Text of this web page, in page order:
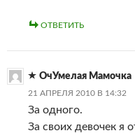
ОТВЕТИТЬ
ОчУмелая Мамочка
21 АПРЕЛЯ 2010 В 14:32
За одного.
За своих девочек я